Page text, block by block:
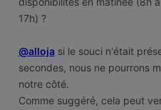
17h) ?
@alloja si le souci n'était
secondes, nous ne pourrons
notre côté.
Comme suggéré, cela peut